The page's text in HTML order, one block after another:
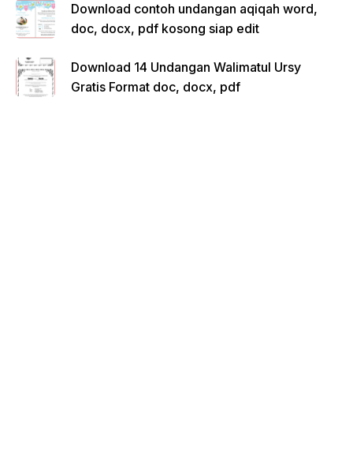
Download contoh undangan aqiqah word,
doc, docx, pdf kosong siap edit
Download 14 Undangan Walimatul Ursy
Gratis Format doc, docx, pdf